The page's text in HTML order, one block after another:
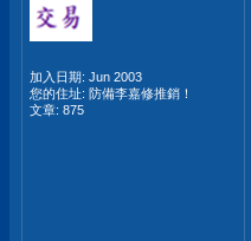
加入日期: Jun 2003
您的住址: 防備李嘉修推銷！
文章: 875